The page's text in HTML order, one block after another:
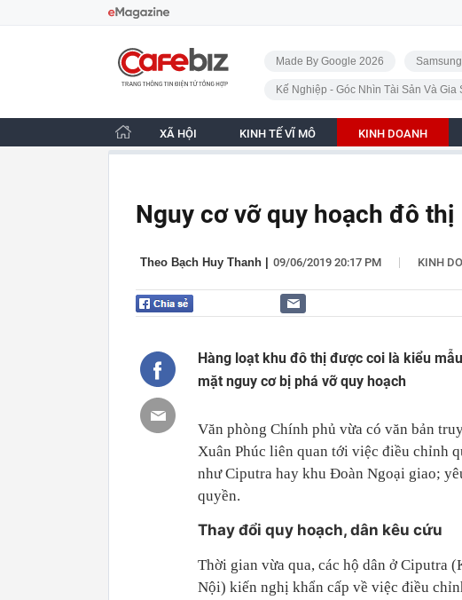
CafeBiz - Trang chủ
Made By Google 2026
Kế Nghiệp - Góc Nhìn Tài Sản Và Gia
XÃ HỘI KINH TẾ VĨ MÔ KINH DOANH
Nguy cơ vỡ quy hoạch đô thị
Theo Bạch Huy Thanh | 09/06/2019 20:17 PM | KINH
Hàng loạt khu đô thị được coi là kiểu
mặt nguy cơ bị phá vỡ quy hoạch
Văn phòng Chính phủ vừa có văn bản
Xuân Phúc liên quan tới việc điều chỉnh
như Ciputra hay khu Đoàn Ngoại giao;
quyền.
Thay đổi quy hoạch, dân kêu cứu
Thời gian vừa qua, các hộ dân ở Ciputra
Nội) kiến nghị khẩn cấp về việc điều